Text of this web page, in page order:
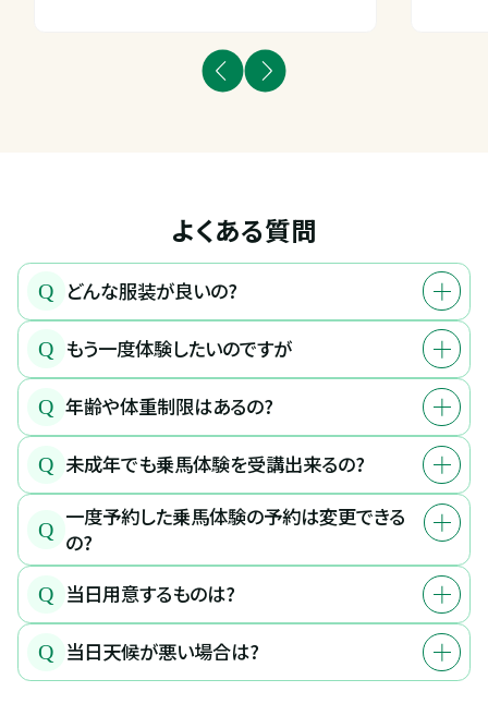
よくある質問
Q どんな服装が良いの?
Q もう一度体験したいのですが
Q 年齢や体重制限はあるの?
Q 未成年でも乗馬体験を受講出来るの?
Q 一度予約した乗馬体験の予約は変更できる
の?
Q 当日用意するものは?
Q 当日天候が悪い場合は?